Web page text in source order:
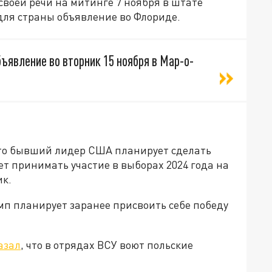
страны объявление во Флориде.
во вторник 15 ноября в Мар-о-
бывший лидер США планирует сделать
принимать участие в выборах 2024 года на
планирует заранее присвоить себе победу
, что в отрядах ВСУ воют польские